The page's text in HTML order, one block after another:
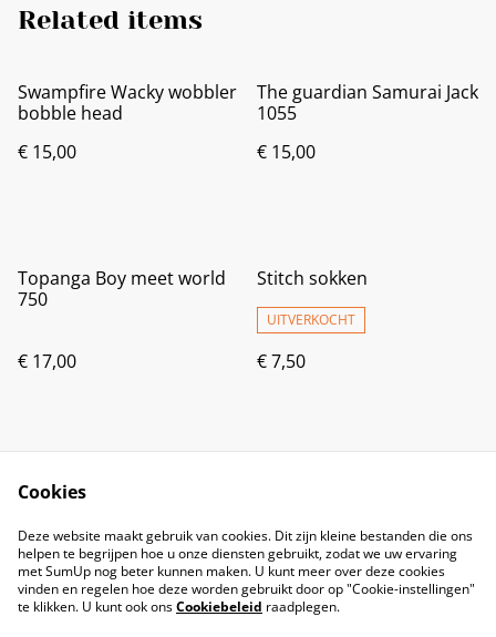
Related items
Swampfire Wacky wobbler
bobble head
€ 15,00
The guardian Samurai Jack
1055
€ 15,00
Topanga Boy meet world
750
€ 17,00
Stitch sokken
UITVERKOCHT
€ 7,50
Cookies
Deze website maakt gebruik van cookies. Dit zijn kleine bestanden die ons
helpen te begrijpen hoe u onze diensten gebruikt, zodat we uw ervaring
met SumUp nog beter kunnen maken. U kunt meer over deze cookies
vinden en regelen hoe deze worden gebruikt door op "Cookie-instellingen"
te klikken. U kunt ook onsCookiebeleid raadplegen.